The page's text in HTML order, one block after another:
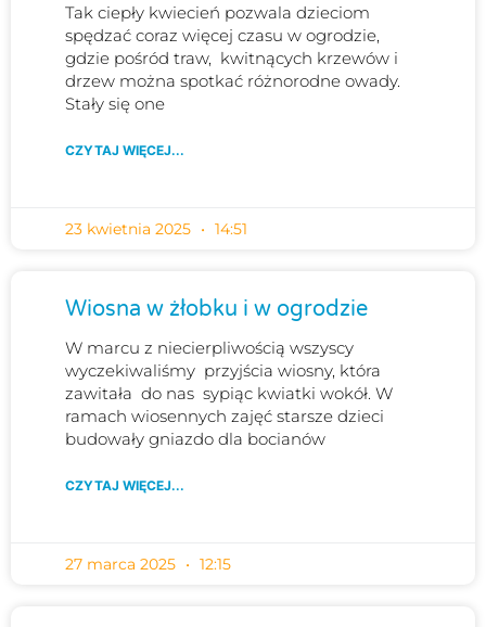
Tak ciepły kwiecień pozwala dzieciom
spędzać coraz więcej czasu w ogrodzie,
gdzie pośród traw, kwitnących krzewów i
drzew można spotkać różnorodne owady.
Stały się one
CZYTAJ WIĘCEJ...
23 kwietnia 2025 14:51
Wiosna w żłobku i w ogrodzie
W marcu z niecierpliwością wszyscy
wyczekiwaliśmy przyjścia wiosny, która
zawitała do nas sypiąc kwiatki wokół. W
ramach wiosennych zajęć starsze dzieci
budowały gniazdo dla bocianów
CZYTAJ WIĘCEJ...
27 marca 2025 12:15